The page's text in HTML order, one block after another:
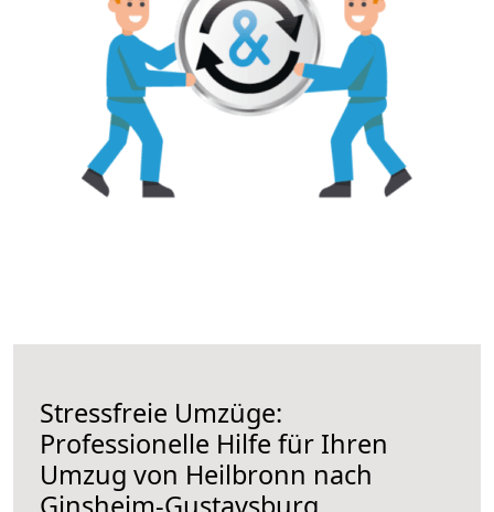
Stressfreie Umzüge:
Professionelle Hilfe für Ihren
Umzug von Heilbronn nach